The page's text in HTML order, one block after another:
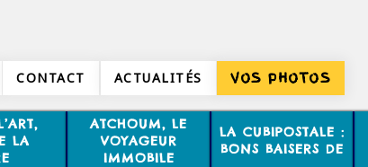
CONTACT ACTUALITÉS VOS PHOTOS
LA
ATCHOUM, LE
VOYAGEUR
IMMOBILE
LA CUBIPOSTALE :
BONS BAISERS DE